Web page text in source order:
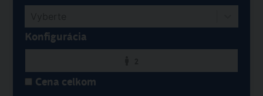
Konfigurácia
Cena celkom